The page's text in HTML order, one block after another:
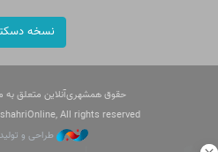
نسخه
حقوق همشهری‌آنلاین متعلق
All rights reserved
طراحی و